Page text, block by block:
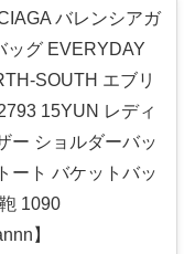
バレンシアガ
ッグ EVERYDAY
SOUTH エブリ
15YUN レディ
ー ショルダーバッ
ート バケットバッ
1090
】